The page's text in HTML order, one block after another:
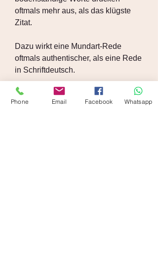
oftmals mehr aus, als das klügste
Zitat.
Dazu wirkt eine Mundart-Rede
oftmals authentischer, als eine Rede
in Schriftdeutsch.
Ich bin da
Phone Email Facebook Whatsapp